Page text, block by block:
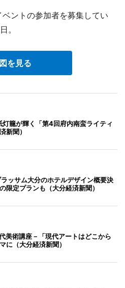
ントの参加者を募集してい
。
を見る
灯籠が輝く「第4回府内南蛮ライティ
新聞）
ッサム大分のホテルデザイン概要決
限定プランも（大分経済新聞）
美術講座－「現代アートはどこから
に（大分経済新聞）